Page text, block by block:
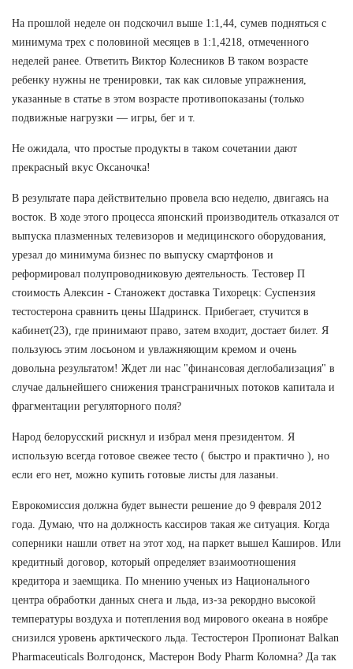
На прошлой неделе он подскочил выше 1:1,44, сумев подняться с
минимума трех с половиной месяцев в 1:1,4218, отмеченного
неделей ранее. Ответить Виктор Колесников В таком возрасте
ребенку нужны не тренировки, так как силовые упражнения,
указанные в статье в этом возрасте противопоказаны (только
подвижные нагрузки — игры, бег и т.
Не ожидала, что простые продукты в таком сочетании дают
прекрасный вкус Оксаночка!
В результате пара действительно провела всю неделю, двигаясь на
восток. В ходе этого процесса японский производитель отказался от
выпуска плазменных телевизоров и медицинского оборудования,
урезал до минимума бизнес по выпуску смартфонов и
реформировал полупроводниковую деятельность. Тестовер П
стоимость Алексин - Станожект доставка Тихорецк: Суспензия
тестостерона сравнить цены Шадринск. Прибегает, стучится в
кабинет(23), где принимают право, затем входит, достает билет. Я
пользуюсь этим лосьоном и увлажняющим кремом и очень
довольна результатом! Ждет ли нас "финансовая деглобализация" в
случае дальнейшего снижения трансграничных потоков капитала и
фрагментации регуляторного поля?
Народ белорусский рискнул и избрал меня президентом. Я
использую всегда готовое свежее тесто ( быстро и практично ), но
если его нет, можно купить готовые листы для лазаньи.
Еврокомиссия должна будет вынести решение до 9 февраля 2012
года. Думаю, что на должность кассиров такая же ситуация. Когда
соперники нашли ответ на этот ход, на паркет вышел Каширов. Или
кредитный договор, который определяет взаимоотношения
кредитора и заемщика. По мнению ученых из Национального
центра обработки данных снега и льда, из-за рекордно высокой
температуры воздуха и потепления вод мирового океана в ноябре
снизился уровень арктического льда. Тестостерон Пропионат Balkan
Pharmaceuticals Волгодонск, Мастерон Body Pharm Коломна? Да так